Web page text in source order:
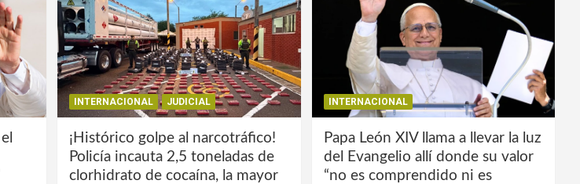
INTERNACIONAL JUDICIAL
¡Histórico golpe al narcotráfico!
Policía incauta 2,5 toneladas de
clorhidrato de cocaína, la mayor
INTERNACIONAL
Papa León XIV llama a llevar la luz
del Evangelio allí donde su valor
“no es comprendido ni es